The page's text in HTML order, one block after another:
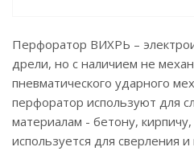
Перфоратор ВИХРЬ –
дрели, но с наличием не
пневматического ударного
перфоратор используют для
материалам - бетону, кирпичу,
используется для сверления